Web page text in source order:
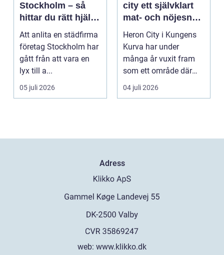
Stockholm – så
hittar du rätt hjälp
för hem och
företag
Att anlita en städfirma
företag Stockholm har
gått från att vara en
lyx till a...
05 juli 2026
city ett självklart
mat- och nöjesnav
i kungens kurva
Heron City i Kungens
Kurva har under
många år vuxit fram
som ett område där
mat, bio, shopping och
a...
04 juli 2026
Adress
web: www.klikko.dk